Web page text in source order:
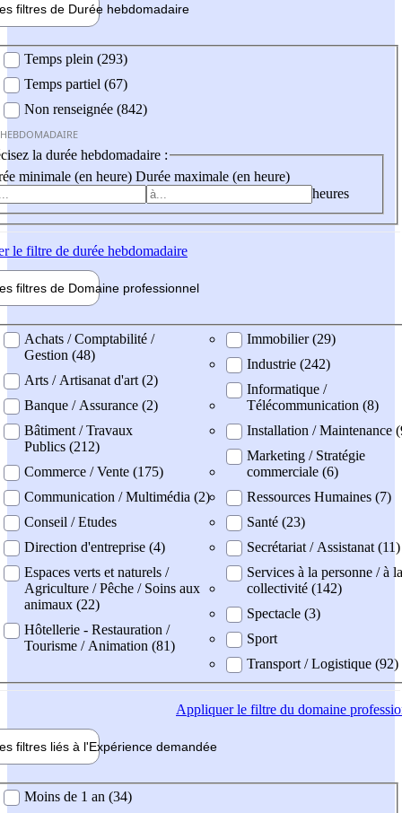
filtres de Durée hebdomadaire
Temps plein (293)
Temps partiel (67)
Non renseignée (842)
la durée hebdomadaire :
minimale (en heure) Durée maximale (en heure)
heures
le filtre de durée hebdomadaire
filtres de Domaine professionnel
professionel
Achats / Comptabilité /
Gestion (48)
Arts / Artisanat d'art (2)
Banque / Assurance (2)
Bâtiment / Travaux
Publics (212)
Commerce / Vente (175)
Communication / Multimédia (2)
Conseil / Etudes
Direction d'entreprise (4)
Espaces verts et naturels /
Agriculture / Pêche / Soins aux
animaux (22)
Hôtellerie - Restauration /
Tourisme / Animation (81)
Immobilier (29)
Industrie (242)
Informatique /
Télécommunication (8)
Installation / Maintenance
Marketing / Stratégie
commerciale (6)
Ressources Humaines (7)
Santé (23)
Secrétariat / Assistanat (11)
Services à la personne / à la
collectivité (142)
Spectacle (3)
Sport
Transport / Logistique (92)
Appliquerle filtre du domaine
filtres liés à l'Expérience demandée
demandée
Moins de 1 an (34)